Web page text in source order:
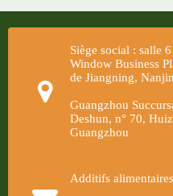
Siège social : salle
Window Business
de Jiangning,
Guangzhou
Deshun, n° 70,
Guangzhou
Additifs